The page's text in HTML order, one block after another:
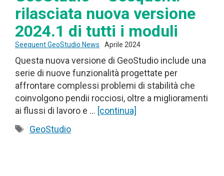
rilasciata nuova versione
2024.1 di tutti i moduli
Seequent GeoStudio News Aprile 2024
Questa nuova versione di GeoStudio include una
serie di nuove funzionalità progettate per
affrontare complessi problemi di stabilità che
coinvolgono pendii rocciosi, oltre a miglioramenti
ai flussi di lavoro e … [continua]
Tag
GeoStudio